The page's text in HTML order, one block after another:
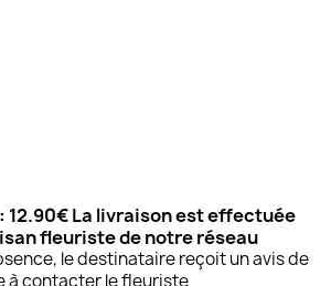
12.90€ La livraison est effectuée
fleuriste de notre réseau
le destinataire reçoit un avis de
à contacter le fleuriste